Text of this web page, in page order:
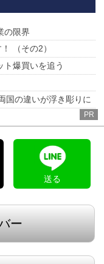
の限界
（その2）
ト爆買いを追う
国の違いが浮き彫りに
PR
送る
ー